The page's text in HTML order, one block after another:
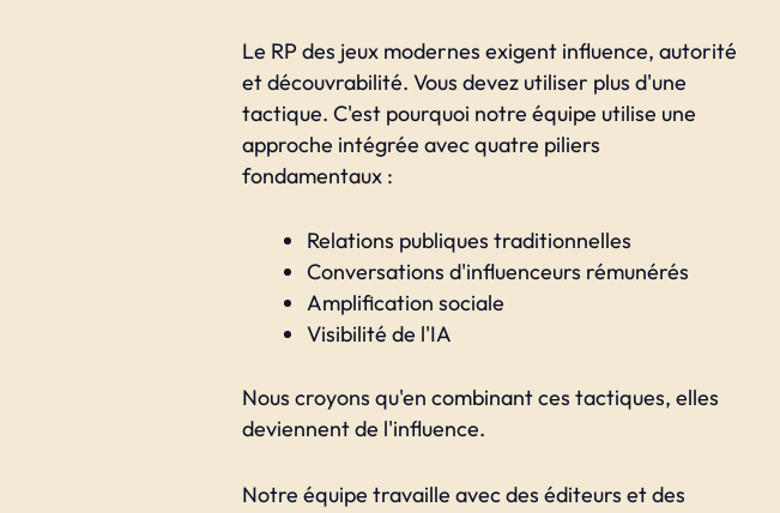
Le RP des jeux modernes exigent influence, autorité
et découvrabilité. Vous devez utiliser plus d'une
tactique. C'est pourquoi notre équipe utilise une
approche intégrée avec quatre piliers
fondamentaux :
Relations publiques traditionnelles
Conversations d'influenceurs rémunérés
Amplification sociale
Visibilité de l'IA
Nous croyons qu'en combinant ces tactiques, elles
deviennent de l'influence.
Notre équipe travaille avec des éditeurs et des